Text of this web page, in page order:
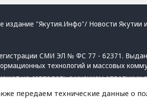
издание "Якутия.Инфо"/ Новости Якутии
СМИ ЭЛ № ФС 77 - 62371.
технологий и массовых
не совпадать с мнением отдельных
обязательна активная ссылка
передаем технические данные о